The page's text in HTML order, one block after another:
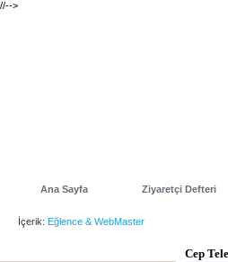
//-->
Ana Sayfa Ziyaretçi Defteri
İçerik: Eğlence & WebMaster
Cep